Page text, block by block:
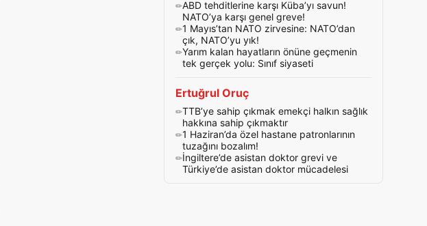
ABD tehditlerine karşı Küba’yı savun!
NATO’ya karşı genel greve!
1 Mayıs’tan NATO zirvesine: NATO’dan
çık, NATO’yu yık!
Yarım kalan hayatların önüne geçmenin
tek gerçek yolu: Sınıf siyaseti
Ertuğrul Oruç
TTB’ye sahip çıkmak emekçi halkın sağlık
hakkına sahip çıkmaktır
1 Haziran’da özel hastane patronlarının
tuzağını bozalım!
İngiltere’de asistan doktor grevi ve
Türkiye’de asistan doktor mücadelesi